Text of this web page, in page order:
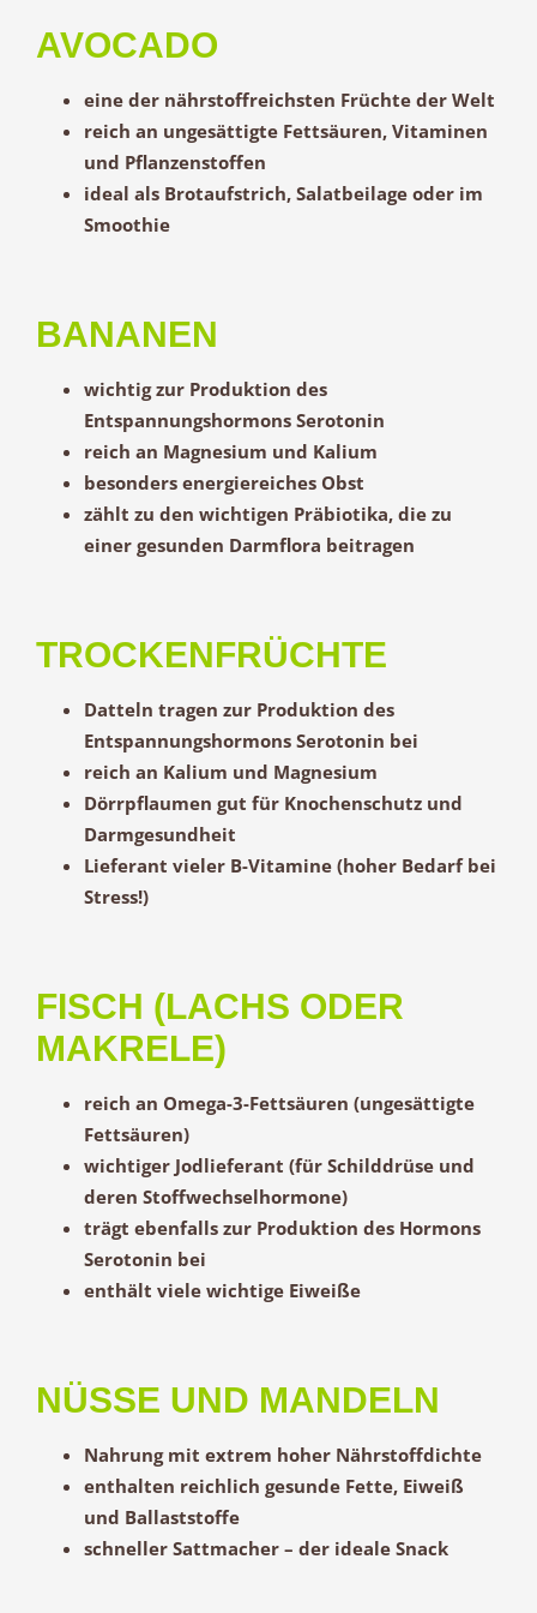
AVOCADO
eine der nährstoffreichsten Früchte der Welt
reich an ungesättigte Fettsäuren, Vitaminen
und Pflanzenstoffen
ideal als Brotaufstrich, Salatbeilage oder im
Smoothie
BANANEN
wichtig zur Produktion des
Entspannungshormons Serotonin
reich an Magnesium und Kalium
besonders energiereiches Obst
zählt zu den wichtigen Präbiotika, die zu
einer gesunden Darmflora beitragen
TROCKENFRÜCHTE
Datteln tragen zur Produktion des
Entspannungshormons Serotonin bei
reich an Kalium und Magnesium
Dörrpflaumen gut für Knochenschutz und
Darmgesundheit
Lieferant vieler B-Vitamine (hoher Bedarf bei
Stress!)
FISCH (LACHS ODER
MAKRELE)
reich an Omega-3-Fettsäuren (ungesättigte
Fettsäuren)
wichtiger Jodlieferant (für Schilddrüse und
deren Stoffwechselhormone)
trägt ebenfalls zur Produktion des Hormons
Serotonin bei
enthält viele wichtige Eiweiße
NÜSSE UND MANDELN
Nahrung mit extrem hoher Nährstoffdichte
enthalten reichlich gesunde Fette, Eiweiß
und Ballaststoffe
schneller Sattmacher – der ideale Snack